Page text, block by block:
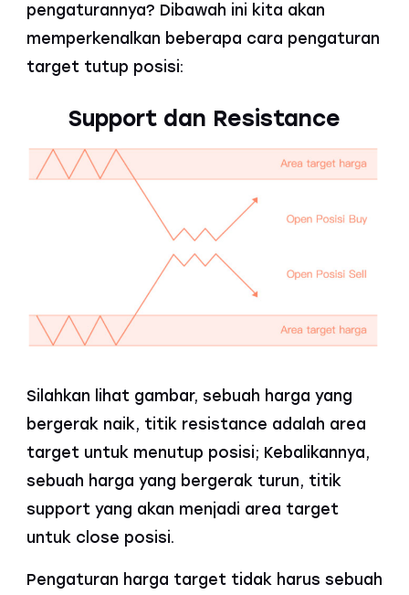
pengaturannya? Dibawah ini kita akan
memperkenalkan beberapa cara pengaturan
target tutup posisi:
Support dan Resistance
Silahkan lihat gambar, sebuah harga yang
bergerak naik, titik resistance adalah area
target untuk menutup posisi; Kebalikannya,
sebuah harga yang bergerak turun, titik
support yang akan menjadi area target
untuk close posisi.
Pengaturan harga target tidak harus sebuah